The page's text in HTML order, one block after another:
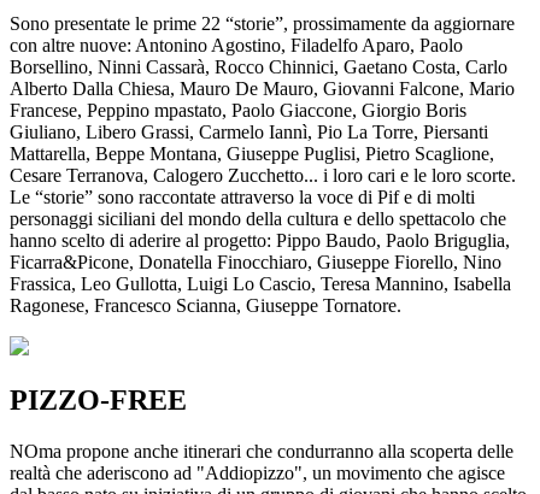
Sono presentate le prime 22 “storie”, prossimamente da aggiornare
con altre nuove: Antonino Agostino, Filadelfo Aparo, Paolo
Borsellino, Ninni Cassarà, Rocco Chinnici, Gaetano Costa, Carlo
Alberto Dalla Chiesa, Mauro De Mauro, Giovanni Falcone, Mario
Francese, Peppino mpastato, Paolo Giaccone, Giorgio Boris
Giuliano, Libero Grassi, Carmelo Iannì, Pio La Torre, Piersanti
Mattarella, Beppe Montana, Giuseppe Puglisi, Pietro Scaglione,
Cesare Terranova, Calogero Zucchetto... i loro cari e le loro scorte.
Le “storie” sono raccontate attraverso la voce di Pif e di molti
personaggi siciliani del mondo della cultura e dello spettacolo che
hanno scelto di aderire al progetto: Pippo Baudo, Paolo Briguglia,
Ficarra&Picone, Donatella Finocchiaro, Giuseppe Fiorello, Nino
Frassica, Leo Gullotta, Luigi Lo Cascio, Teresa Mannino, Isabella
Ragonese, Francesco Scianna, Giuseppe Tornatore.
PIZZO-FREE
NOma propone anche itinerari che condurranno alla scoperta delle
realtà che aderiscono ad "Addiopizzo", un movimento che agisce